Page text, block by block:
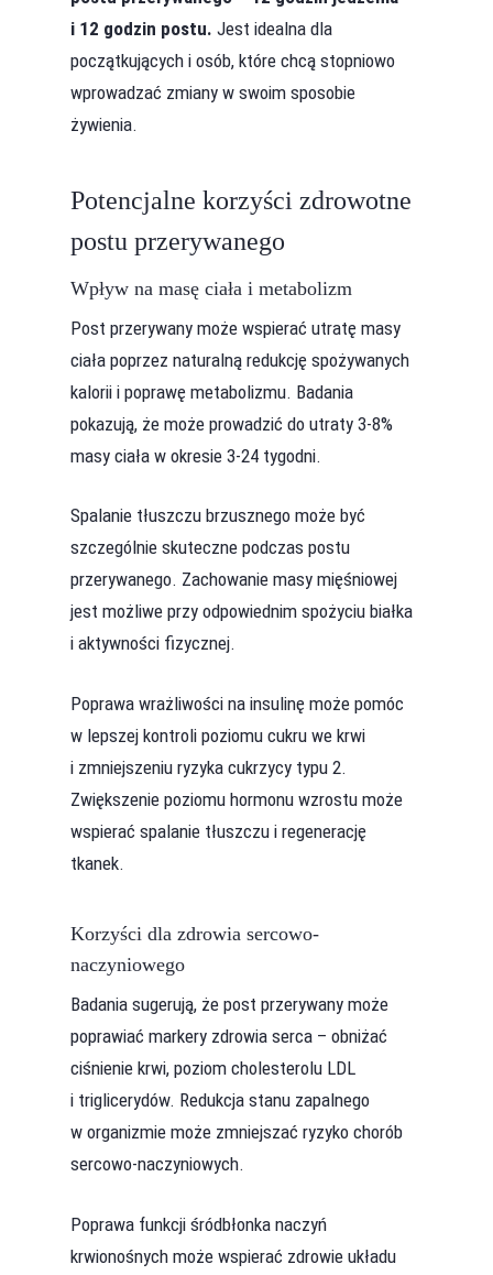
i 12 godzin postu. Jest idealna dla
początkujących i osób, które chcą stopniowo
wprowadzać zmiany w swoim sposobie
żywienia.
Potencjalne korzyści zdrowotne
postu przerywanego
Wpływ na masę ciała i metabolizm
Post przerywany może wspierać utratę masy
ciała poprzez naturalną redukcję spożywanych
kalorii i poprawę metabolizmu. Badania
pokazują, że może prowadzić do utraty 3-8%
masy ciała w okresie 3-24 tygodni.
Spalanie tłuszczu brzusznego może być
szczególnie skuteczne podczas postu
przerywanego. Zachowanie masy mięśniowej
jest możliwe przy odpowiednim spożyciu białka
i aktywności fizycznej.
Poprawa wrażliwości na insulinę może pomóc
w lepszej kontroli poziomu cukru we krwi
i zmniejszeniu ryzyka cukrzycy typu 2.
Zwiększenie poziomu hormonu wzrostu może
wspierać spalanie tłuszczu i regenerację
tkanek.
Korzyści dla zdrowia sercowo-
naczyniowego
Badania sugerują, że post przerywany może
poprawiać markery zdrowia serca – obniżać
ciśnienie krwi, poziom cholesterolu LDL
i triglicerydów. Redukcja stanu zapalnego
w organizmie może zmniejszać ryzyko chorób
sercowo-naczyniowych.
Poprawa funkcji śródbłonka naczyń
krwionośnych może wspierać zdrowie układu